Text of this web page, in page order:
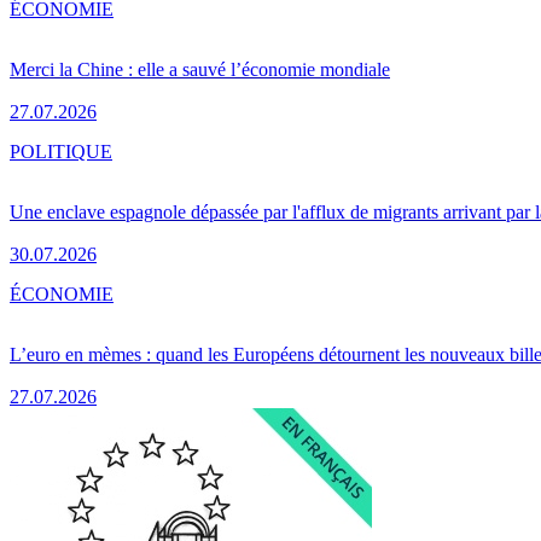
Merci la Chine : elle a sauvé l’économie mondiale
27.07.2026
ÉCONOMIE
Une enclave espagnole dépassée par l'afflux de migrants arrivant par
30.07.2026
POLITIQUE
L’euro en mèmes : quand les Européens détournent les nouveaux
27.07.2026
ÉCONOMIE